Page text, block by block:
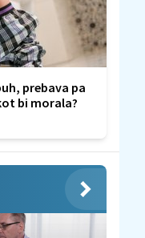
prebava pa
bi morala?